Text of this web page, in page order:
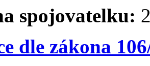
spojovatelku:
dle zákona